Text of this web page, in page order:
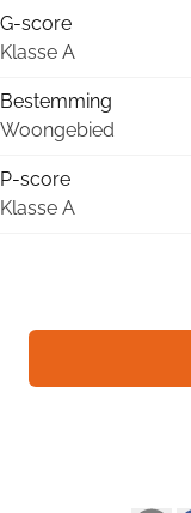
G-score
Klasse A
Bestemming
Woongebied
P-score
Klasse A